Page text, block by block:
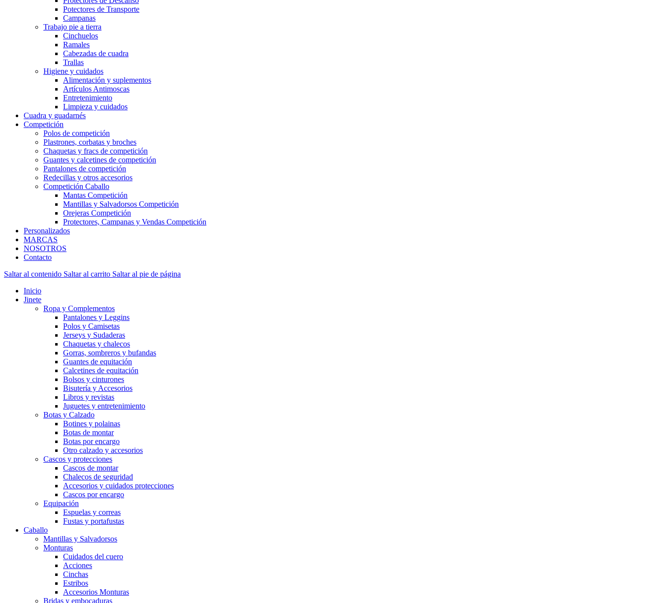
Potectores de Transporte
Campanas
Trabajo pie a tierra
Cinchuelos
Ramales
Cabezadas de cuadra
Trallas
Higiene y cuidados
Alimentación y suplementos
Artículos Antimoscas
Entretenimiento
Limpieza y cuidados
Cuadra y guadarnés
Competición
Polos de competición
Plastrones, corbatas y broches
Chaquetas y fracs de competición
Guantes y calcetines de competición
Pantalones de competición
Redecillas y otros accesorios
Competición Caballo
Mantas Competición
Mantillas y Salvadorsos Competición
Orejeras Competición
Protectores, Campanas y Vendas Competición
Personalizados
MARCAS
NOSOTROS
Contacto
Saltar al contenido Saltar al carrito Saltar al pie de página
Inicio
Jinete
Ropa y Complementos
Pantalones y Leggins
Polos y Camisetas
Jerseys y Sudaderas
Chaquetas y chalecos
Gorras, sombreros y bufandas
Guantes de equitación
Calcetines de equitación
Bolsos y cinturones
Bisutería y Accesorios
Libros y revistas
Juguetes y entretenimiento
Botas y Calzado
Botines y polainas
Botas de montar
Botas por encargo
Otro calzado y accesorios
Cascos y protecciones
Cascos de montar
Chalecos de seguridad
Accesorios y cuidados protecciones
Cascos por encargo
Equipación
Espuelas y correas
Fustas y portafustas
Caballo
Mantillas y Salvadorsos
Monturas
Cuidados del cuero
Acciones
Cinchas
Estribos
Accesorios Monturas
Bridas y embocaduras